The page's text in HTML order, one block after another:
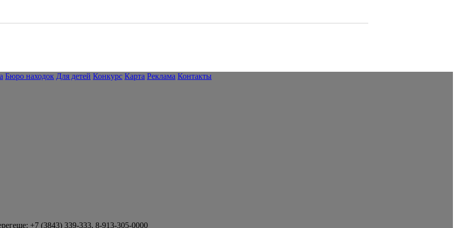
Бюро находок Для детей Конкурс Карта Реклама Контакты
+7 (3843) 339-333, 8-913-305-0000